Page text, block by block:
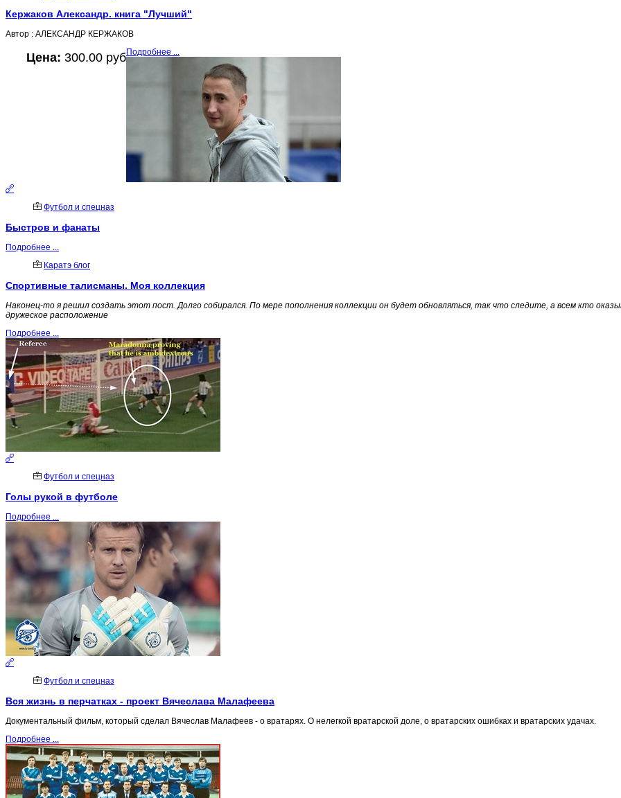
Кержаков Александр. книга "Лучший"
Автор : АЛЕКСАНДР КЕРЖАКОВ
Цена: 300.00 рубПодробнее ...
Футбол и спецназ
Быстров и фанаты
Подробнее ...
Каратэ блог
Спортивные талисманы. Моя коллекция
Наконец-то я решил создать этот пост. Долго собирался. По мере пополнения коллекции он будет обновляться, так что следите, а всем кто
дружеское расположение
Подробнее ...
Футбол и спецназ
Голы рукой в футболе
Подробнее ...
Футбол и спецназ
Вся жизнь в перчатках - проект Вячеслава Малафеева
Документальный фильм, который сделал Вячеслав Малафеев - о вратарях. О нелегкой вратарской доле, о вратарских ошибках и вратарских удачах.
Подробнее ...